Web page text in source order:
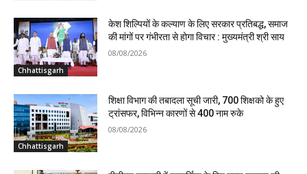
Chhattisgarh
केश शिल्पियों के कल्याण के लिए सरकार प्रतिबद्ध, समाज
की मांगों पर गंभीरता से होगा विचार : मुख्यमंत्री श्री साय
08/08/2026
Chhattisgarh
शिक्षा विभाग की तबादला सूची जारी, 700 शिक्षको के हुए
ट्रांसफर, विभिन्न कारणों से 400 नाम रुके
08/08/2026